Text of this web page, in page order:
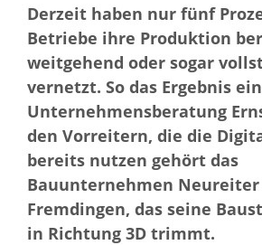
Derzeit haben nur fünf
Betriebe ihre Produktion
weitgehend oder sogar
vernetzt. So das Ergebnis
Unternehmensberatung
den Vorreitern, die die
bereits nutzen gehört das
Bauunternehmen Neureiter
Fremdingen, das seine
in Richtung 3D trimmt.